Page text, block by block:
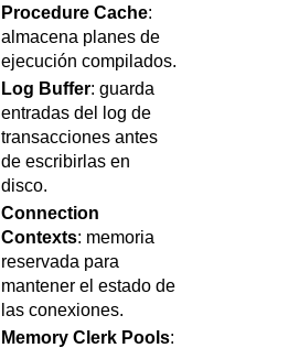
Procedure Cache:
almacena planes de
ejecución compilados.
Log Buffer: guarda
entradas del log de
transacciones antes
de escribirlas en
disco.
Connection
Contexts: memoria
reservada para
mantener el estado de
las conexiones.
Memory Clerk Pools: